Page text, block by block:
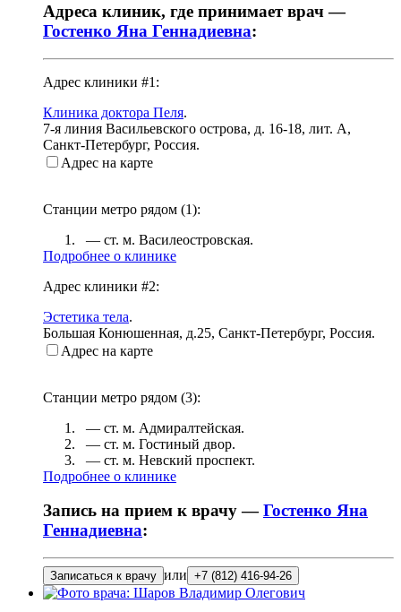
Адреса клиник, где принимает врач —
Гостенко Яна Геннадиевна:
Адрес клиники #1:
Клиника доктора Пеля.
7-я линия Васильевского острова, д. 16-18, лит. А,
Санкт-Петербург, Россия.
Адрес на карте
Станции метро рядом (1):
— ст. м. Василеостровская.
Подробнее о клинике
Адрес клиники #2:
Эстетика тела.
Большая Конюшенная, д.25, Санкт-Петербург, Россия.
Адрес на карте
Станции метро рядом (3):
— ст. м. Адмиралтейская.
— ст. м. Гостиный двор.
— ст. м. Невский проспект.
Подробнее о клинике
Запись на прием к врачу —Гостенко Яна
Геннадиевна:
Записаться к врачу или +7 (812) 416-94-26